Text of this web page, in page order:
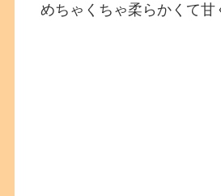
めちゃくちゃ柔らかくて甘